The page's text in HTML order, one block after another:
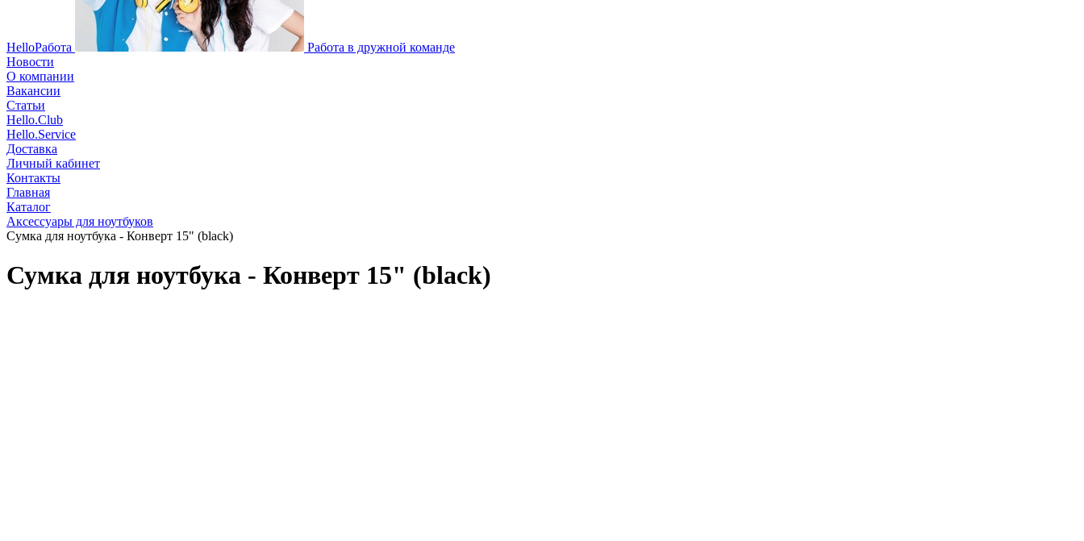
HelloРабота
Работа в дружной команде
Новости
О компании
Вакансии
Статьи
Hello.Club
Hello.Service
Доставка
Личный кабинет
Контакты
Главная
Каталог
Аксессуары для ноутбуков
Сумка для ноутбука - Конверт 15" (black)
Сумка для ноутбука - Конверт 15" (black)